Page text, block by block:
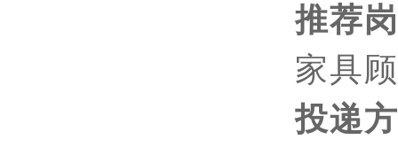
推荐
家具
投递